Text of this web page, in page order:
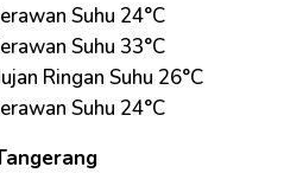
Suhu 24°C
Suhu 33°C
Ringan Suhu 26°C
Suhu 24°C